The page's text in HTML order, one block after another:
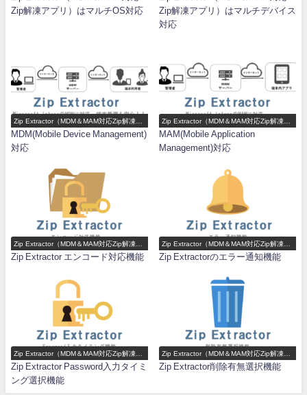
Zip解凍アプリ）はマルチOS対応
Zip解凍アプリ）はマルチデバイス
対応
Zip Extractor（MDM＆MAM対応Zip解凍ア
プリ）機能一覧
MDM(Mobile Device Management)
対応
Zip Extractor（MDM＆MAM対応Zip解凍ア
プリ）機能一覧
MAM(Mobile Application
Management)対応
Zip Extractor（MDM＆MAM対応Zip解凍ア
プリ）機能一覧
Zip Extractor エンコード対応機能
Zip Extractor（MDM＆MAM対応Zip解凍ア
プリ）機能一覧
Zip Extractorのエラー通知機能
Zip Extractor（MDM＆MAM対応Zip解凍ア
プリ）機能一覧
Zip Extractor Password入力タイミ
ング選択機能
Zip Extractor（MDM＆MAM対応Zip解凍ア
プリ）機能一覧
Zip Extractor削除有無選択機能